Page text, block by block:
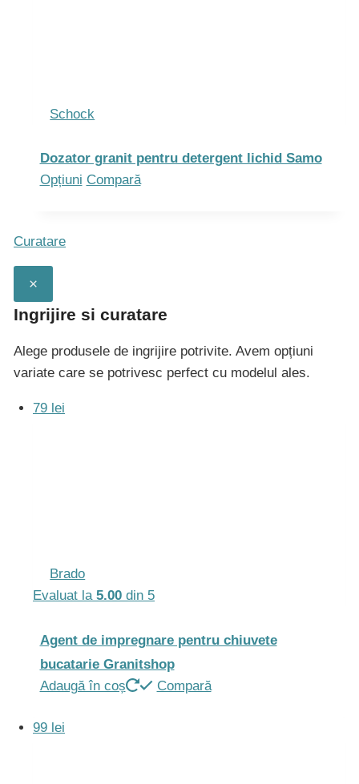
în
produsului.
Schock
Dozator granit pentru detergent lichid Samo
Opțiuni Acest
Opțiunile
fi
alese
Compară
Curatare
×
Ingrijire si curatare
Alege produsele de ingrijire potrivite. Avem opțiuni
variate care se potrivesc perfect cu modelul ales.
79 lei
Brado
Evaluat la 5.00 din 5
Agent de impregnare pentru chiuvete
bucatarie Granitshop
Adaugă în coș
Compară
99 lei